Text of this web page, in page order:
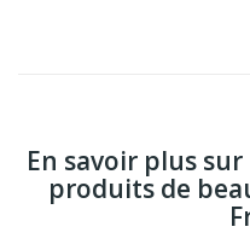
En savoir plus
produits de